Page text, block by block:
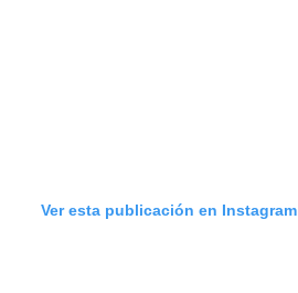
Ver esta publicación en Instagram